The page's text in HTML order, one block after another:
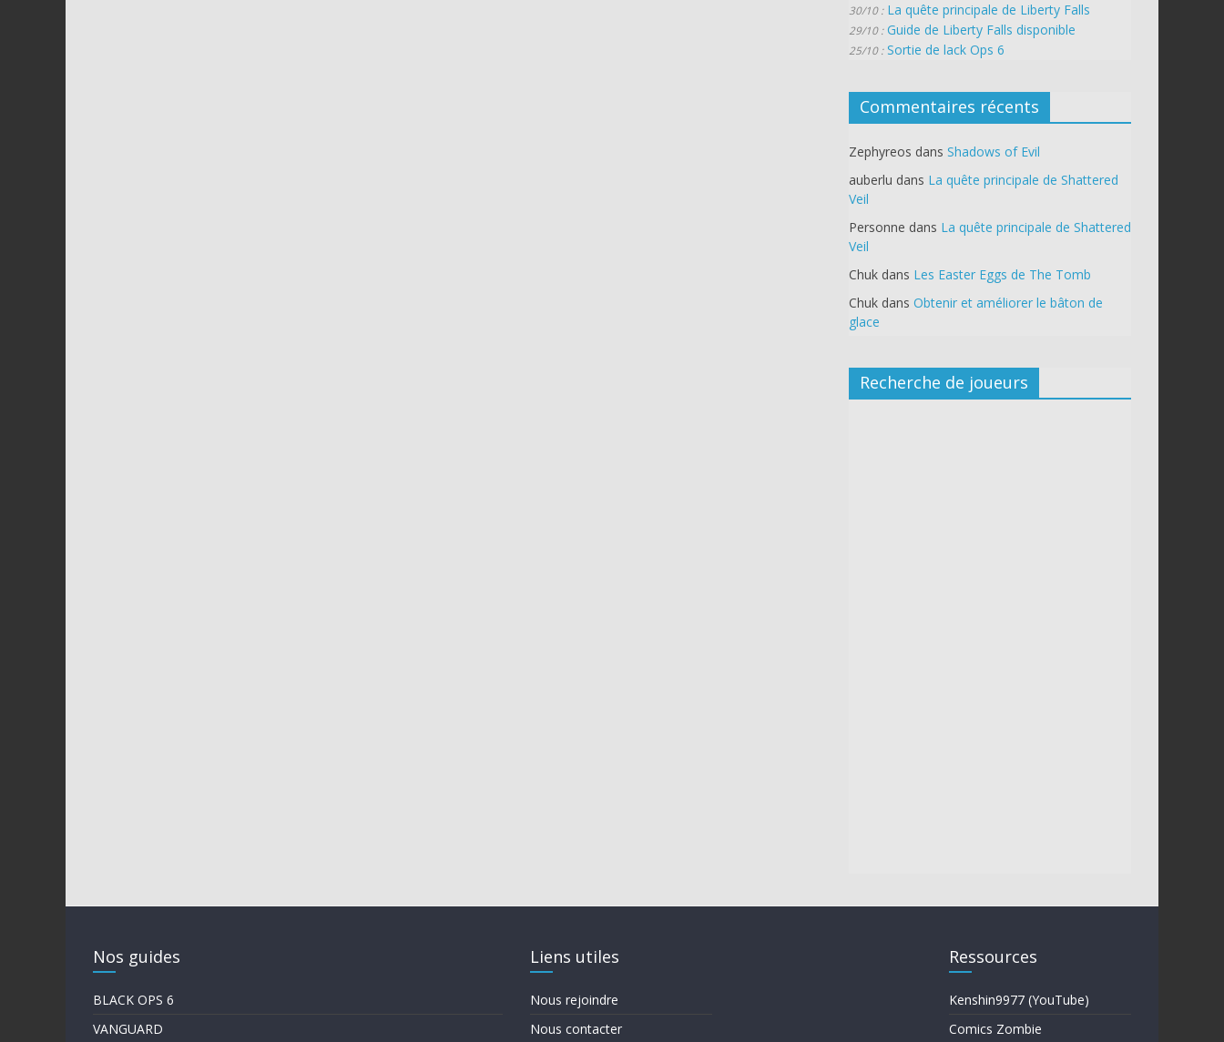
30/10 : La quête principale de Liberty Falls
29/10 : Guide de Liberty Falls disponible
25/10 : Sortie de lack Ops 6
Commentaires récents
Zephyreos dans Shadows of Evil
auberlu dans La quête principale de Shattered
Veil
Personne dans La quête principale de Shattered
Veil
Chuk dans Les Easter Eggs de The Tomb
Chuk dans Obtenir et améliorer le bâton de
glace
Recherche de joueurs
Nos guides
BLACK OPS 6
VANGUARD
Liens utiles
Nous rejoindre
Nous contacter
Ressources
Kenshin9977 (YouTube)
Comics Zombie